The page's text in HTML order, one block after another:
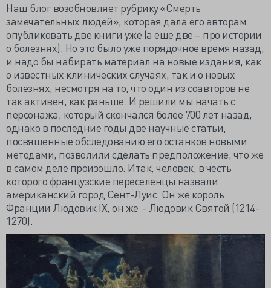
Наш блог возобновляет рубрику «Смерть
замечательных людей», которая дала его авторам
опубликовать две книги уже (а еще две – про истории
о болезнях). Но это было уже порядочное время назад,
и надо бы набирать материал на новые издания, как
о известных клинических случаях, так и о новых
болезнях, несмотря на то, что один из соавторов не
так активен, как раньше. И решили мы начать с
персонажа, который скончался более 700 лет назад,
однако в последние годы две научные статьи,
посвященные обследованию его останков новыми
методами, позволили сделать предположение, что же
в самом деле произошло. Итак, человек, в честь
которого французские переселенцы назвали
американский город Сент-Луис. Он же король
Франции Людовик IX, он же - Людовик Святой (1214-
1270).